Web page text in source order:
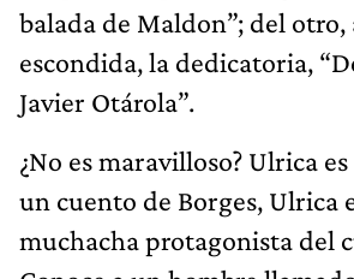
balada de Maldon”; del otro,
escondida, la dedicatoria,
Javier Otárola”.
¿No es maravilloso? Ulrica
un cuento de Borges, Ulrica
muchacha protagonista del